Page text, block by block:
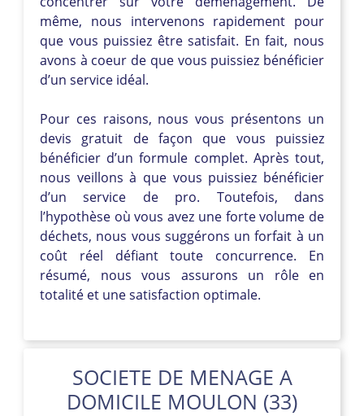
même, nous intervenons rapidement pour
que vous puissiez être satisfait. En fait, nous
avons à coeur de que vous puissiez bénéficier
d’un service idéal.
Pour ces raisons, nous vous présentons un
devis gratuit de façon que vous puissiez
bénéficier d’un formule complet. Après tout,
nous veillons à que vous puissiez bénéficier
d’un service de pro. Toutefois, dans
l’hypothèse où vous avez une forte volume de
déchets, nous vous suggérons un forfait à un
coût réel défiant toute concurrence. En
résumé, nous vous assurons un rôle en
totalité et une satisfaction optimale.
SOCIETE DE MENAGE A
DOMICILE MOULON (33)